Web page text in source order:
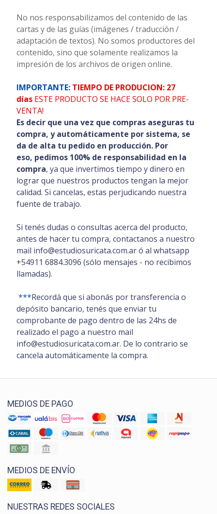
No nos responsabilizamos del contenido de las
cartas y de las guías (imágenes / traducción /
adaptación de textos). No somos productores del
contenido, sino que solamente realizamos la
impresión de los archivos de origen online.
IMPORTANTE: TIEMPO DE PRODUCION: 27
días ESTE PRODUCTO SE HACE SOLO POR PRE-
VENTA!
Es decir que una vez que compras aseguras tu
compra, y automáticamente por sistema, se
da de alta tu pedido en producción. Por
eso, pedimos 100% de responsabilidad en la
compra, ya que invertimos tiempo y dinero en
lograr que nuestros productos tengan la mejor
calidad. Si cancelas, estas perjudicando nuestra
fuente de trabajo.
Si tenés dudas o consultas acerca del producto,
antes de hacer tu compra, contactanos a nuestro
mail info@estudiosuricata.com.ar ó al whatsapp
+54911 6884.3096 (sólo mensajes - no recibimos
llamadas).
***Recordá que si abonás por transferencia o
depósito bancario, tenés que enviar tu
comprobante de pago dentro de las 24hs de
realizado el pago a nuestro mail
info@estudiosuricata.com.ar. De lo contrario se
cancela automáticamente la compra.
MEDIOS DE PAGO
MEDIOS DE ENVÍO
NUESTRAS REDES SOCIALES